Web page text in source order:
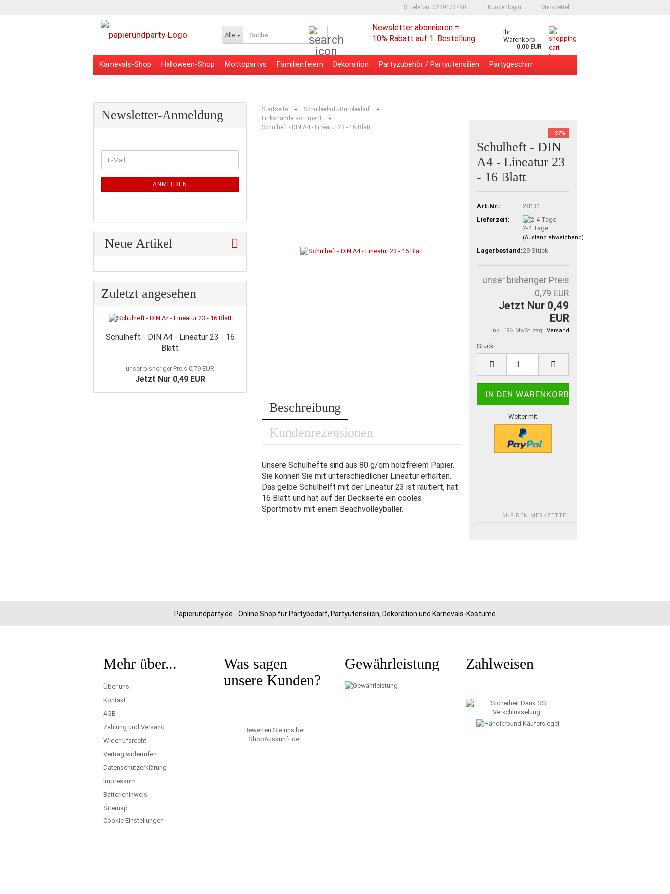
Telefon: 02391/3790 Kundenlogin Merkzettel
Alle
Newsletter abonnieren =
10% Rabatt auf 1. Bestellung
Ihr
Warenkorb
0,00 EUR
Karnevals-Shop Halloween-Shop Mottopartys Familienfeiern Dekoration Partyzubehör / Partyutensilien Partygeschirr
Startseite » Schulbedarf - Bürobedarf »
Linkshändersortiment »
Schulheft - DIN A4 - Lineatur 23 - 16 Blatt
-37%
Schulheft - DIN
A4 - Lineatur 23
- 16 Blatt
Art.Nr.:
28131
Lieferzeit:
2-4 Tage
(Ausland abweichend)
Lagerbestand:29 Stück
unser bisheriger Preis
0,79 EUR
Jetzt Nur 0,49
EUR
inkl. 19% MwSt. zzgl. Versand
Stück:
Stück
Weiter mit
AUF DEN MERKZETTEL
Beschreibung
Kundenrezensionen
Unsere Schulhefte sind aus 80 g/qm holzfreiem Papier.
Sie können Sie mit unterschiedlicher Lineatur erhalten.
Das gelbe Schulhelft mit der Lineatur 23 ist rautiert, hat
16 Blatt und hat auf der Deckseite ein cooles
Sportmotiv mit einem Beachvolleyballer.
Newsletter-Anmeldung
ZUR
E-
Mail
ANMELDEN
Neue Artikel
Zuletzt angesehen
Schulheft - DIN A4 - Lineatur 23 - 16
Blatt
unser bisheriger Preis 0,79 EUR
Jetzt Nur 0,49 EUR
Papierundparty.de - Online Shop für Partybedarf, Partyutensilien, Dekoration und Karnevals-Kostüme
Mehr über...
Über uns
Kontakt
AGB
Zahlung und Versand
Widerrufsrecht
Vertrag widerrufen
Datenschutzerklärung
Impressum
Batteriehinweis
Sitemap
Cookie Einstellungen
Was sagen
unsere Kunden?
Bewerten Sie uns bei
ShopAuskunft.de!
Gewährleistung Zahlweisen